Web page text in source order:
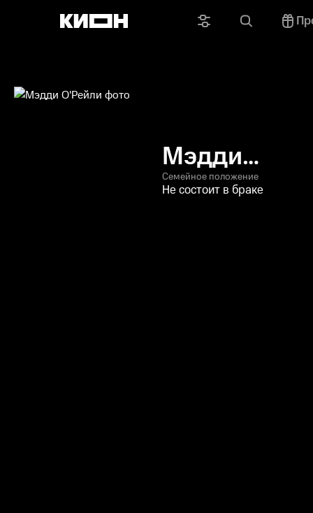
Мэдди
О'Рейли
Семейное положение
Не состоит в браке